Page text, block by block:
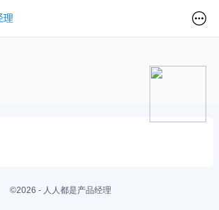
©2026 - 人人都是产品经理